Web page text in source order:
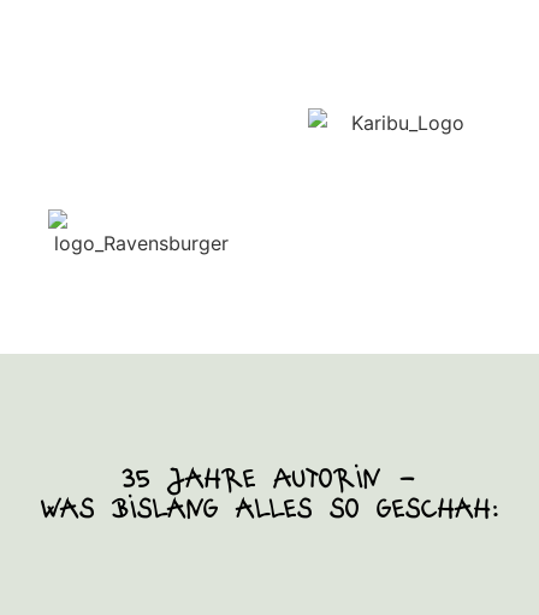
35 Jahre Autorin -
was bislang alles so geschah: